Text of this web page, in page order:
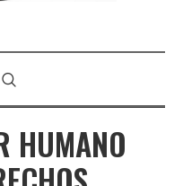
HUMANO